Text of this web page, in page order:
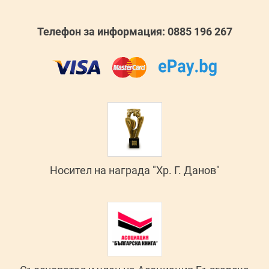
Телефон за информация: 0885 196 267
Носител на награда "Хр. Г. Данов"